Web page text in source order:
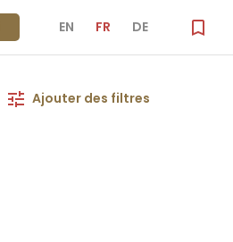
EN FR DE
Ajouter des filtres